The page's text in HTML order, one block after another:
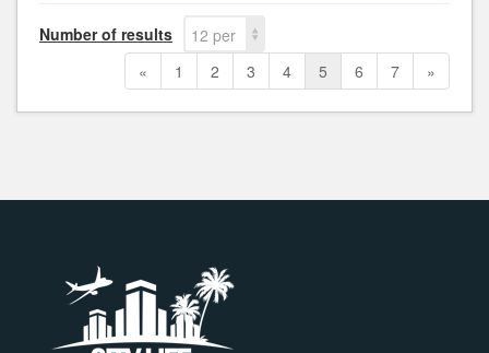
Number of results
12 per
page
« 1 2 3 4 5 6 7 »